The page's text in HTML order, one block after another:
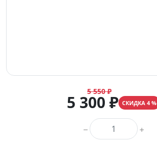
5 550 ₽
5 300 ₽ СКИДКА 4 %
Количество